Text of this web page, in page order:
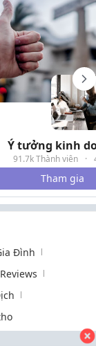
Ý tưởng kinh
91.7k Thành viên ·
Tham gia
Đình
Reviews